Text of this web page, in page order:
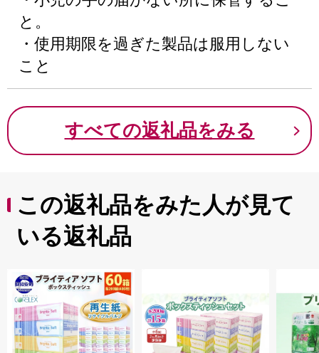
と。
・使用期限を過ぎた製品は服用しない
こと
すべての返礼品をみる
この返礼品をみた人が見て
いる返礼品